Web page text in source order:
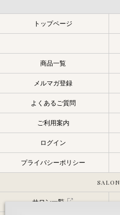
トップページ
商品一覧
メルマガ登録
よくあるご質問
ご利用案内
ログイン
プライバシーポリシー
SALON
サロン一覧